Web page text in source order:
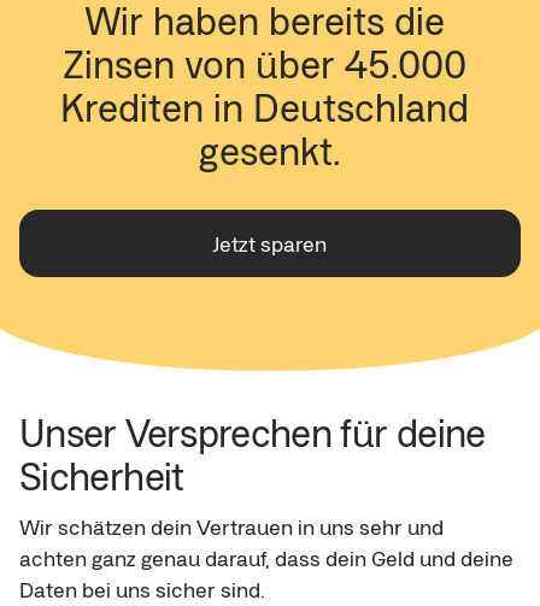
Wir haben bereits die
Zinsen von über 45.000
Krediten in Deutschland
gesenkt.
Jetzt sparen
Unser Versprechen für deine
Sicherheit
Wir schätzen dein Vertrauen in uns sehr und
achten ganz genau darauf, dass dein Geld und deine
Daten bei uns sicher sind.